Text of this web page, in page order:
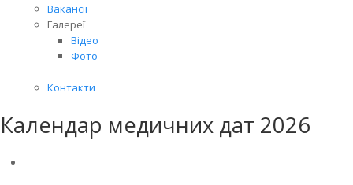
Вакансії
Галереї
Відео
Фото
Контакти
Календар медичних дат 2026